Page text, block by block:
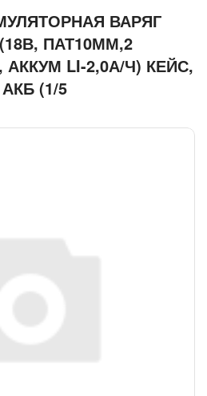
ВАРЯГ
ПАТ10ММ,2
LI-2,0А/Ч) КЕЙС,
(1/5